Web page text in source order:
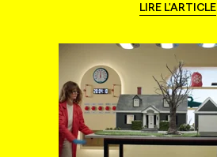
LIRE L'ARTICLE